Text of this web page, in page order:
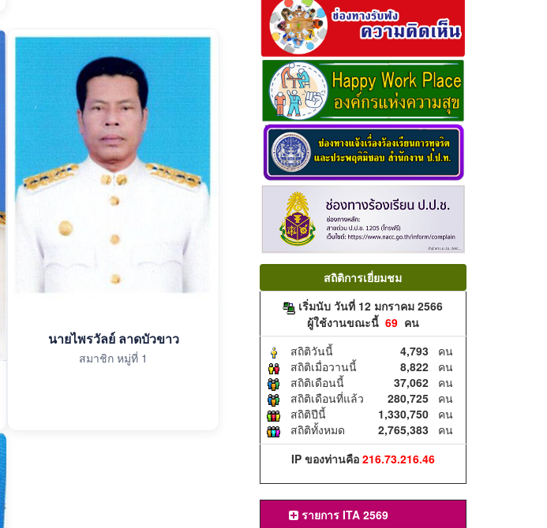
นายไพรวัลย์ ลาดบัวขาว
สมาชิก หมู่ที่ 1
สถิติการเยี่ยมชม
เริ่มนับ วันที่ 12 มกราคม 2566
ผู้ใช้งานขณะนี้ 69คน
สถิติวันนี้
4,793คน
สถิติเมื่อวานนี้
8,822คน
สถิติเดือนนี้
37,062คน
สถิติเดือนที่แล้ว
280,725คน
สถิติปีนี้
1,330,750คน
สถิติทั้งหมด
2,765,383คน
IP ของท่านคือ 216.73.216.46
รายการ ITA 2569